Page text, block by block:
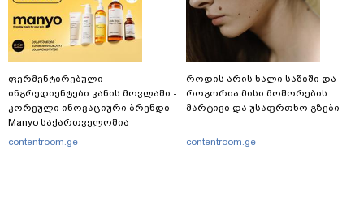
ფერმენტირებული
ინგრედიენტები კანის მოვლაში -
კორეული ინოვაციური ბრენდი
Manyo საქართველოშია
contentroom.ge
როდის არის ხალი საშიში და
როგორია მისი მოშორების
მარტივი და უსაფრთხო გზები
contentroom.ge